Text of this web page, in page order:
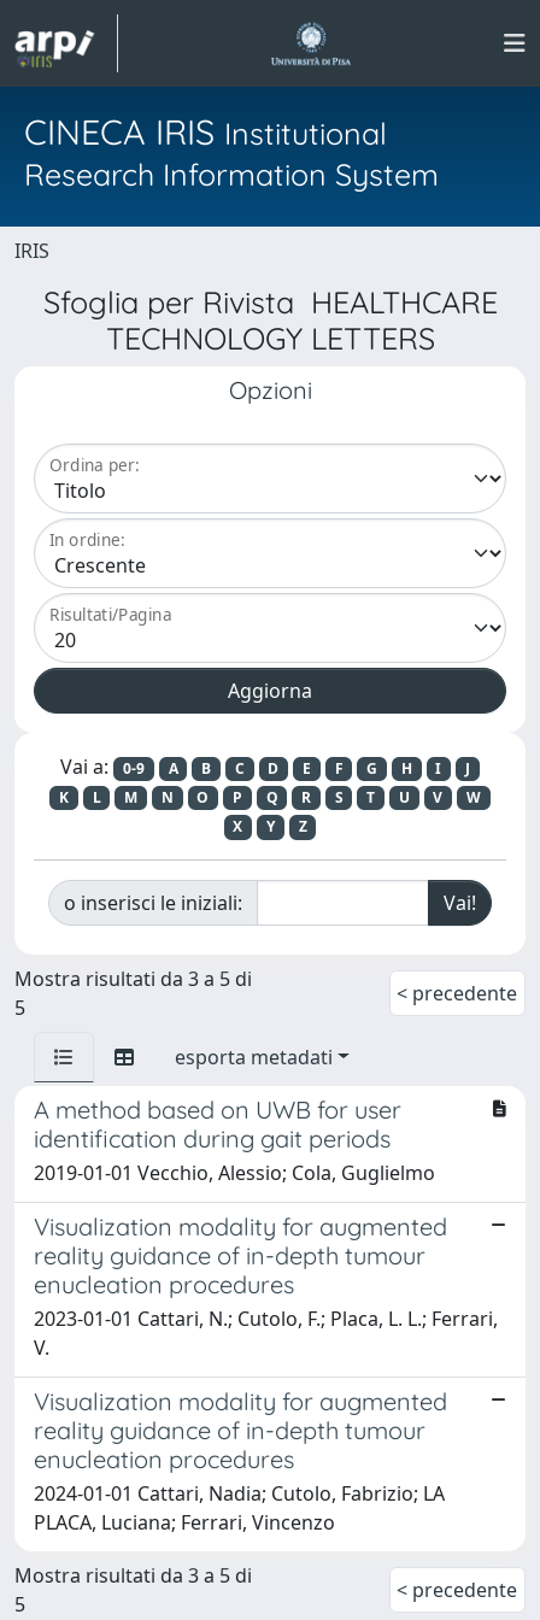
CINECA IRIS Institutional
Research Information System
IRIS
Sfoglia per Rivista HEALTHCARE
TECHNOLOGY LETTERS
Opzioni
Ordina per:
In ordine:
Risultati/Pagina
Vai a: 0-9 A B C D E F G H I
J
K
L M N O P Q R S T U V
W
X
Y Z
o inserisci le iniziali:
Mostra risultati da 3 a 5 di
5
< precedente
esporta metadati
A method based on UWB for user
identification during gait periods
2019-01-01 Vecchio, Alessio; Cola, Guglielmo
Visualization modality for augmented
reality guidance of in-depth tumour
enucleation procedures
2023-01-01 Cattari, N.; Cutolo, F.; Placa, L. L.; Ferrari,
V.
Visualization modality for augmented
reality guidance of in-depth tumour
enucleation procedures
2024-01-01 Cattari, Nadia; Cutolo, Fabrizio; LA
PLACA, Luciana; Ferrari, Vincenzo
Mostra risultati da 3 a 5 di
5
< precedente